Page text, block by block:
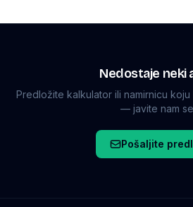
Nedostaje neki
Predložite kalkulator ili namirnicu
— javite nam
Pošaljite